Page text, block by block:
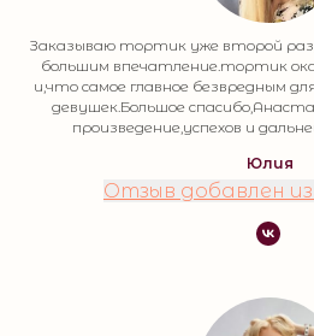
Заказываю тортик уже второй
большим впечатление.тортик
и,что самое главное безвредным
девушек.Большое
произведение,успехов и
Юлия
Отзыв добавлен